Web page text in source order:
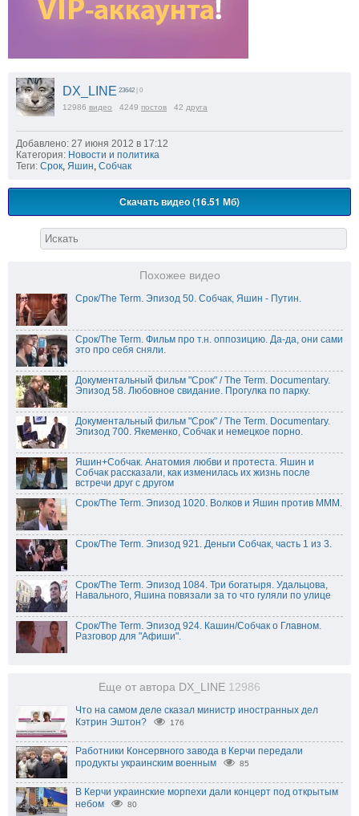
DX_LINE 23642 | 0
12986 видео 4249 постов 42 друга
Добавлено: 27 июня 2012 в 17:12
Категория: Новости и политика
Теги: Срок, Яшин, Собчак
Скачать видео (16.51 Мб)
Похожее видео
Срок/The Term. Эпизод 50. Собчак, Яшин - Путин.
Срок/The Term. Фильм про т.н. оппозицию. Да-да, они сами
это про себя сняли.
Документальный фильм "Срок" / The Term. Documentary.
Эпизод 58. Любовное свидание. Прогулка по парку.
Документальный фильм "Срок" / The Term. Documentary.
Эпизод 700. Якеменко, Собчак и немецкое порно.
Яшин+Собчак. Анатомия любви и протеста. Яшин и
Собчак рассказали, как изменилась их жизнь после
встречи друг с другом
Срок/The Term. Эпизод 1020. Волков и Яшин против МММ.
Срок/The Term. Эпизод 921. Деньги Собчак, часть 1 из 3.
Срок/The Term. Эпизод 1084. Три богатыря. Удальцова,
Навального, Яшина повязали за то что гуляли по улице
Срок/The Term. Эпизод 924. Кашин/Собчак о Главном.
Разговор для "Афиши".
Еще от автора DX_LINE 12986
Что на самом деле сказал министр иностранных дел
Кэтрин Эштон?
176
Работники Консервного завода в Керчи передали
продукты украинским военным
85
В Керчи украинские морпехи дали концерт под открытым
небом
80